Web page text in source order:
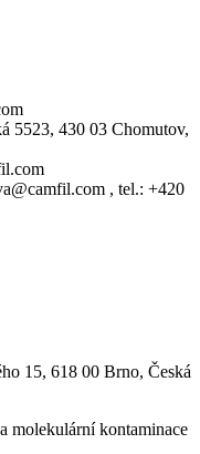
5523, 430 03 Chomutov,
, tel.: +420
15, 618 00 Brno, Česká
molekulární kontaminace